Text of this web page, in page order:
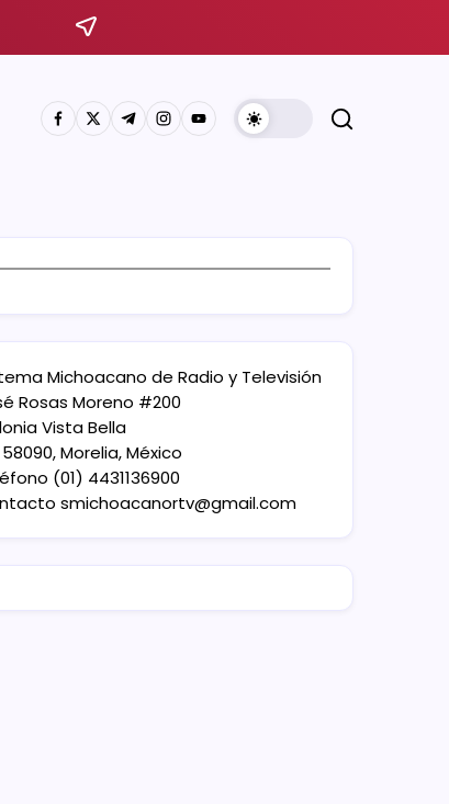
Michoacano de Radio y Televisión
Rosas Moreno #200
Vista Bella
Morelia, México
(01) 4431136900
smichoacanortv@gmail.com